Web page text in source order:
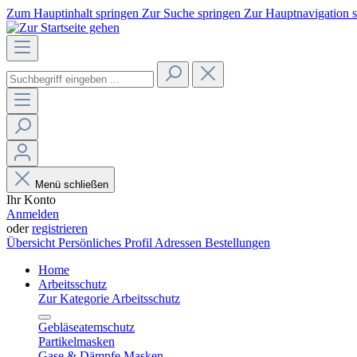
Zum Hauptinhalt springen Zur Suche springen Zur Hauptnavigation
Menü schließen
Ihr Konto
Anmelden
oderregistrieren
Übersicht Persönliches Profil Adressen Bestellungen
Home
Arbeitsschutz
Zur Kategorie Arbeitsschutz
Gebläseatemschutz
Partikelmasken